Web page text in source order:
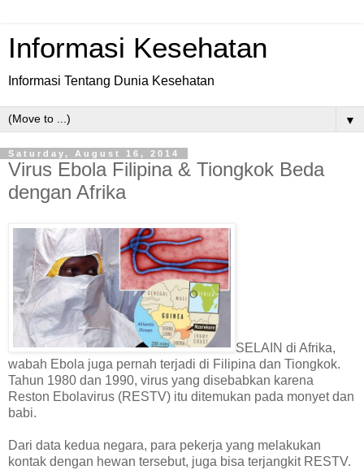
Informasi Kesehatan
Informasi Tentang Dunia Kesehatan
▼
Saturday, August 16, 2014
Virus Ebola Filipina & Tiongkok Beda
dengan Afrika
SELAIN di Afrika,
wabah Ebola juga pernah terjadi di Filipina dan Tiongkok.
Tahun 1980 dan 1990, virus yang disebabkan karena
Reston Ebolavirus (RESTV) itu ditemukan pada monyet dan
babi.
Dari data kedua negara, para pekerja yang melakukan
kontak dengan hewan tersebut, juga bisa terjangkit RESTV.